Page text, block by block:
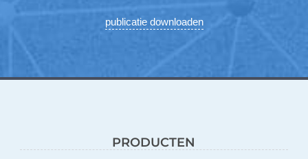
publicatie downloaden
PRODUCTEN